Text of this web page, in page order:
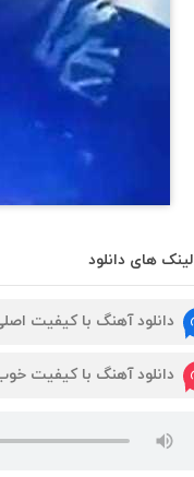
لینک های دانلود
دانلود آهنگ با کیفیت
دانلود آهنگ با کیفیت